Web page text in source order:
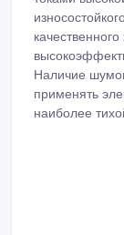
применять
наиболее